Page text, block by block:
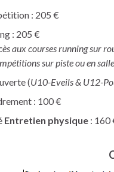
: 205 €
: 205 €
aux courses running sur
sur piste ou en
(U10-Eveils & U12-
: 100 €
Entretien physique : 160